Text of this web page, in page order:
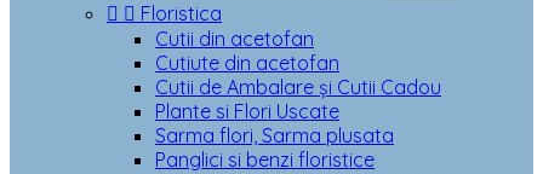
  Floristica
Cutii din acetofan
Cutiute din acetofan
Cutii de Ambalare și Cutii Cadou
Plante si Flori Uscate
Sarma flori, Sarma plusata
Panglici si benzi floristice